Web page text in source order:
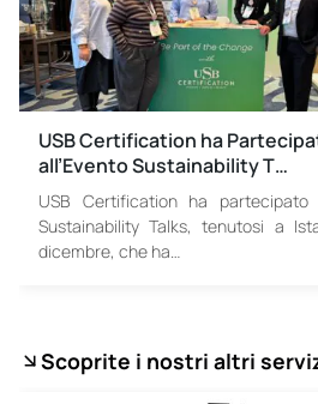
USB Certification ha
all’Evento Sustainability T…
USB Certification ha partecipato
Sustainability Talks, tenutosi a
dicembre, che ha…
Scoprite i nostri altri